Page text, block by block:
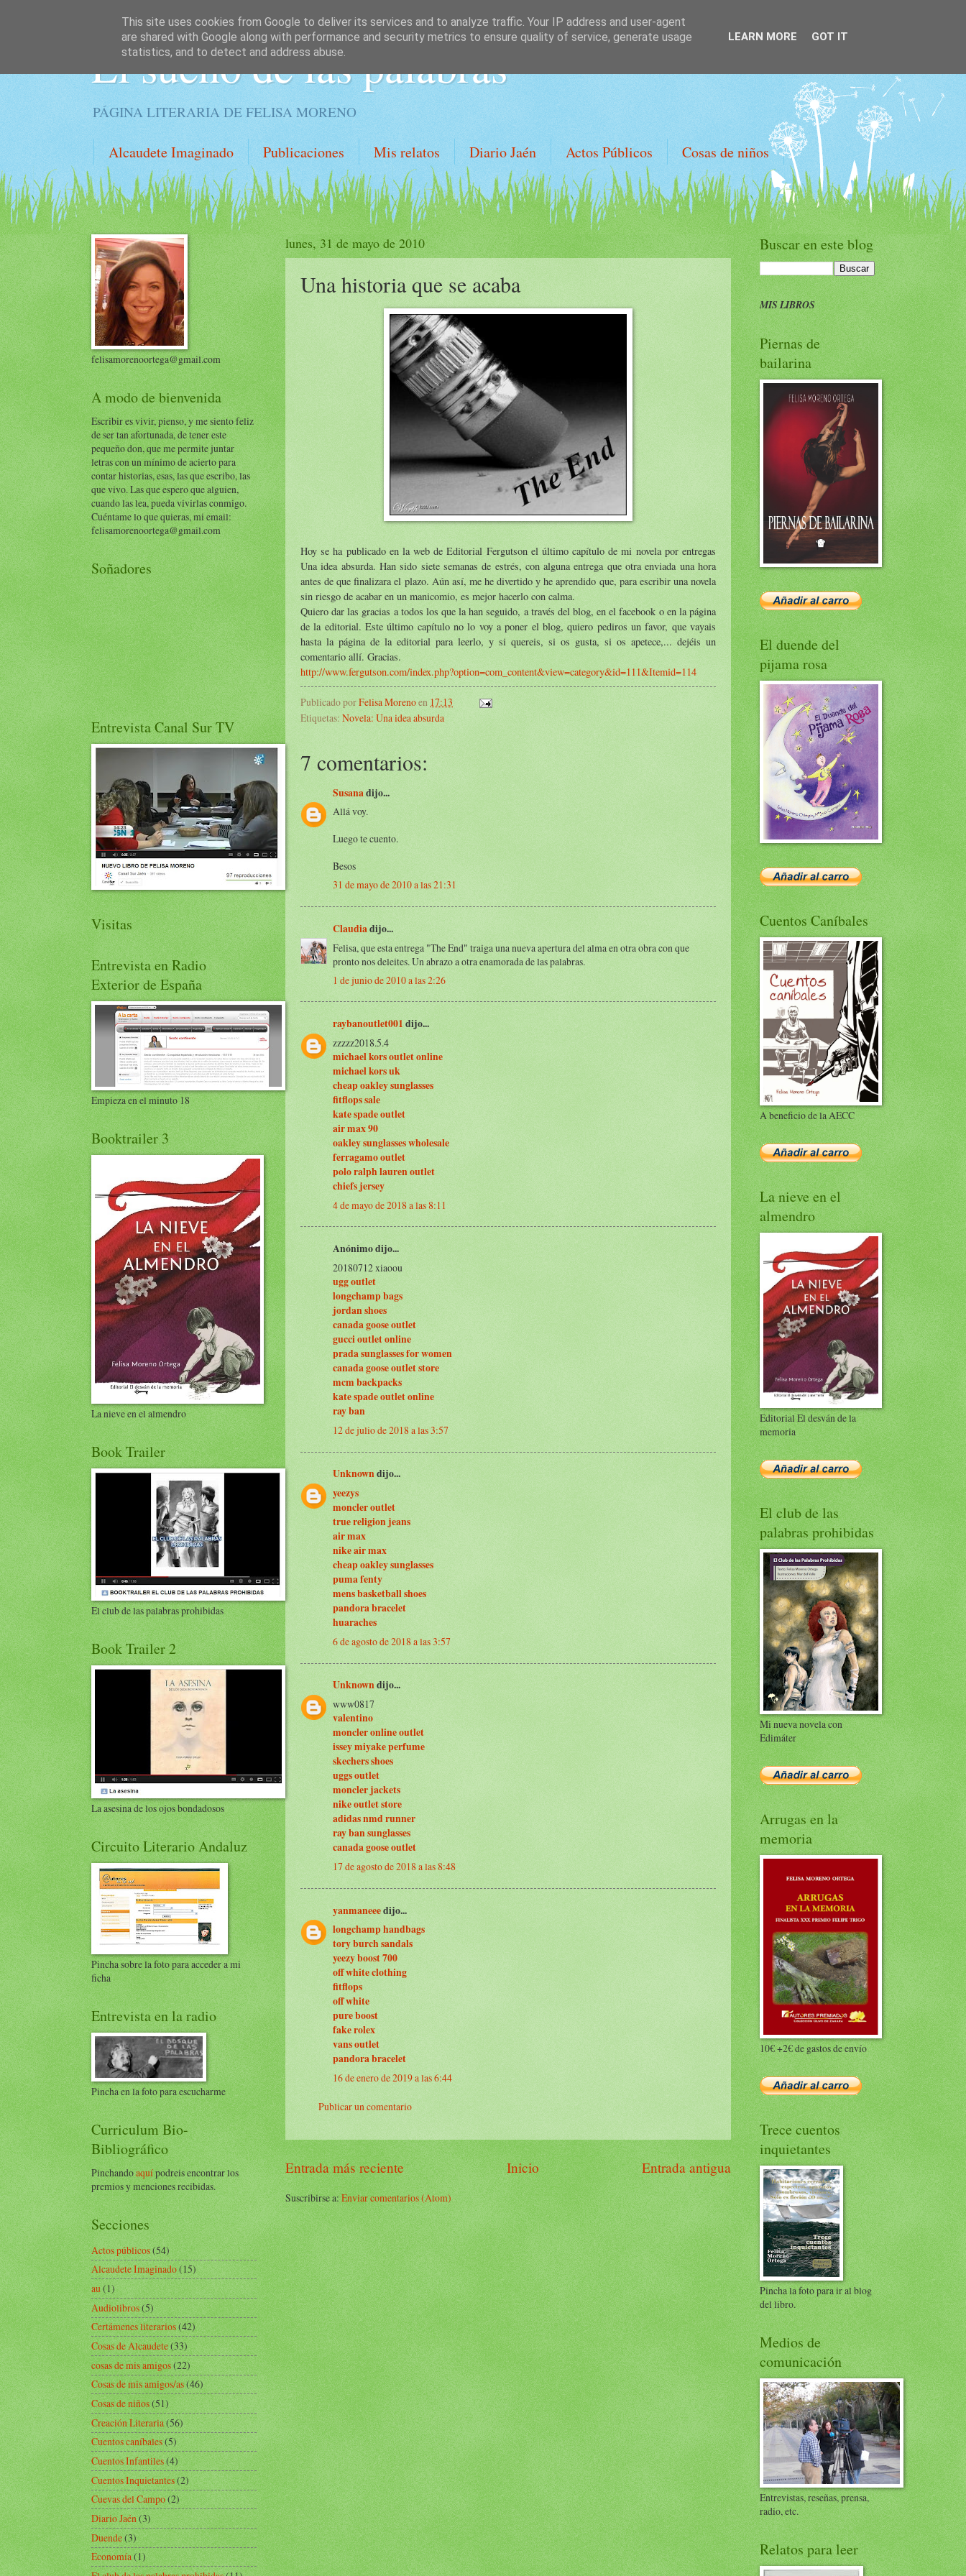
El sueño de las palabras
PÁGINA LITERARIA DE FELISA MORENO
Alcaudete Imaginado Publicaciones Mis relatos Diario Jaén Actos Públicos Cosas de niños
lunes, 31 de mayo de 2010
Una historia que se acaba
Hoy se ha publicado en la web de Editorial Fergutson el último capítulo de mi novela por entregas
Una idea absurda. Han sido siete semanas de estrés, con alguna entrega que otra enviada una hora
antes de que finalizara el plazo. Aún así, me he divertido y he aprendido que, para escribir una novela
sin riesgo de acabar en un manicomio, es mejor hacerlo con calma.
Quiero dar las gracias a todos los que la han seguido, a través del blog, en el facebook o en la página
de la editorial. Este último capítulo no lo voy a poner el blog, quiero pediros un favor, que vayais
hasta la página de la editorial para leerlo, y si quereis, si os gusta, si os apetece,... dejéis un
comentario allí. Gracias.
http://www.fergutson.com/index.php?option=com_content&view=category&id=111&Itemid=114
Publicado porFelisa Morenoen 17:13
Etiquetas: Novela: Una idea absurda
7 comentarios:
Susanadijo...
Allá voy.
Luego te cuento.
Besos
31 de mayo de 2010 a las 21:31
Claudiadijo...
Felisa, que esta entrega "The End" traiga una nueva apertura del alma en otra obra con que
pronto nos deleites. Un abrazo a otra enamorada de las palabras.
1 de junio de 2010 a las 2:26
raybanoutlet001 dijo...
zzzzz2018.5.4
michael kors outlet online
michael kors uk
cheap oakley sunglasses
fitflops sale
kate spade outlet
air max 90
oakley sunglasses wholesale
ferragamo outlet
polo ralph lauren outlet
chiefs jersey
4 de mayo de 2018 a las 8:11
Anónimo dijo...
20180712 xiaoou
ugg outlet
longchamp bags
jordan shoes
canada goose outlet
gucci outlet online
prada sunglasses for women
canada goose outlet store
mcm backpacks
kate spade outlet online
ray ban
12 de julio de 2018 a las 3:57
Unknowndijo...
yeezys
moncler outlet
true religion jeans
air max
nike air max
cheap oakley sunglasses
puma fenty
mens basketball shoes
pandora bracelet
huaraches
6 de agosto de 2018 a las 3:57
Unknowndijo...
www0817
valentino
moncler online outlet
issey miyake perfume
skechers shoes
uggs outlet
moncler jackets
nike outlet store
adidas nmd runner
ray ban sunglasses
canada goose outlet
17 de agosto de 2018 a las 8:48
yanmaneeedijo...
longchamp handbags
tory burch sandals
yeezy boost 700
off white clothing
fitflops
off white
pure boost
fake rolex
vans outlet
pandora bracelet
16 de enero de 2019 a las 6:44
Publicar un comentario
Entrada más reciente Entrada antigua
Inicio
Suscribirse a:Enviar comentarios (Atom)
felisamorenoortega@gmail.com
A modo de bienvenida
Escribir es vivir, pienso, y me siento feliz
de ser tan afortunada, de tener este
pequeño don, que me permite juntar
letras con un mínimo de acierto para
contar historias, esas, las que escribo, las
que vivo. Las que espero que alguien,
cuando las lea, pueda vivirlas conmigo.
Cuéntame lo que quieras, mi email:
felisamorenoortega@gmail.com
Soñadores
Entrevista Canal Sur TV
Visitas
Entrevista en Radio
Exterior de España
Empieza en el minuto 18
Booktrailer 3
La nieve en el almendro
Book Trailer
El club de las palabras prohibidas
Book Trailer 2
La asesina de los ojos bondadosos
Circuito Literario Andaluz
Pincha sobre la foto para acceder a mi
ficha
Entrevista en la radio
Pincha en la foto para escucharme
Curriculum Bio-
Bibliográfico
Pinchandoaquípodreis encontrar los
premios y menciones recibidas.
Secciones
Actos públicos(54)
Alcaudete Imaginado(15)
au(1)
Audiolibros(5)
Certámenes literarios(42)
Cosas de Alcaudete(33)
cosas de mis amigos(22)
Cosas de mis amigos/as(46)
Cosas de niños(51)
Creación Literaria(56)
Cuentos caníbales(5)
Cuentos Infantiles(4)
Cuentos Inquietantes(2)
Cuevas del Campo(2)
Diario Jaén(3)
Duende(3)
Economía(1)
Buscar en este blog
MIS LIBROS
Piernas de
bailarina
El duende del
pijama rosa
Cuentos Caníbales
A beneficio de la AECC
La nieve en el
almendro
Editorial El desván de la
memoria
El club de las
palabras prohibidas
Mi nueva novela con
Edimáter
Arrugas en la
memoria
10€ +2€ de gastos de envío
Trece cuentos
inquietantes
Pincha la foto para ir al blog
del libro.
Medios de
comunicación
Entrevistas, reseñas, prensa,
radio, etc.
Relatos para leer
This site uses cookies from Google to deliver its services and to analyze traffic. Your IP address and user-agent
are shared with Google along with performance and security metrics to ensure quality of service, generate usage
statistics, and to detect and address abuse.
LEARN MORE GOT IT